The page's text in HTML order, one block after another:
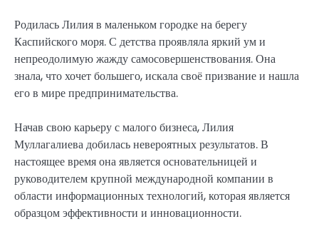
Родилась Лилия в маленьком городке на берегу
Каспийского моря. С детства проявляла яркий ум и
непреодолимую жажду самосовершенствования. Она
знала, что хочет большего, искала своё призвание и нашла
его в мире предпринимательства.
Начав свою карьеру с малого бизнеса, Лилия
Муллагалиева добилась невероятных результатов. В
настоящее время она является основательницей и
руководителем крупной международной компании в
области информационных технологий, которая является
образцом эффективности и инновационности.